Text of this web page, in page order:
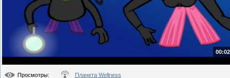
Просмотры: Планета Wellness